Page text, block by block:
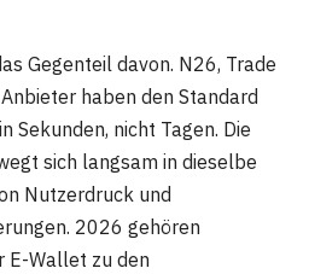
Gegenteil davon. N26, Trade
haben den Standard
Sekunden, nicht Tagen. Die
sich langsam in dieselbe
Nutzerdruck und
2026 gehören
E-Wallet zu den